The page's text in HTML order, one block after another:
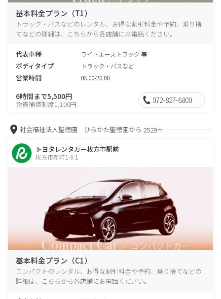
基本料金プラン（T1）
トラック・バスなどのレンタル、お得な割引料金や予約、乗り捨
てなどの詳細は、こちらから各店舗にお電話ください。
代表車種 ライトエーストラック 等
ボディタイプ トラック・バスなど
営業時間 08:00-20:00
6時間まで5,500円
免責補償制度1,100円 072-827-6800
社会福祉法人聖徳園 ひらかた聖徳園から 2529m
トヨタレンタカー枚方市駅前
枚方市新町1-6-1
基本料金プラン（C1）
コンパクトのレンタル、お得な割引料金や予約、乗り捨てなどの
詳細は、こちらから各店舗にお電話ください。